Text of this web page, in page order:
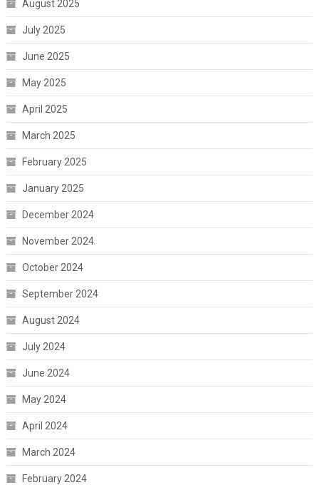
August 2025
July 2025
June 2025
May 2025
April 2025
March 2025
February 2025
January 2025
December 2024
November 2024
October 2024
September 2024
August 2024
July 2024
June 2024
May 2024
April 2024
March 2024
February 2024